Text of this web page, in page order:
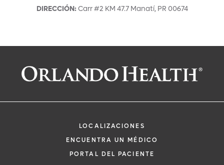
DIRECCIÓN:Carr #2 KM 47.7 Manatí, PR 00674
Solicitar una cita con:
Aixa E Rodríguez Vázquez, MD
Hematología y Oncología
LOCALIZACIONES
ENCUENTRA UN MÉDICO
PORTAL DEL PACIENTE